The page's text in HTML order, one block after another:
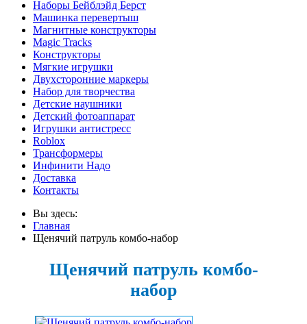
Наборы Бейблэйд Берст
Машинка перевертыш
Магнитные конструкторы
Magic Tracks
Конструкторы
Мягкие игрушки
Двухсторонние маркеры
Набор для творчества
Детские наушники
Детский фотоаппарат
Игрушки антистресс
Roblox
Трансформеры
Инфинити Надо
Доставка
Контакты
Вы здесь:
Главная
Щенячий патруль комбо-набор
Щенячий патруль комбо-
набор